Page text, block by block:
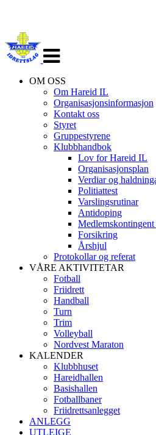
navigasjon
OM OSS
Om Hareid IL
Organisasjonsinformasjon
Kontakt oss
Styret
Gruppestyrene
Klubbhandbok
Lov for Hareid IL
Organisasjonsplan
Verdiar og
Politiattest
Varslingsrutinar
Antidoping
Forsikring
Årshjul
Protokollar og referat
VÅRE AKTIVITETAR
Fotball
Friidrett
Handball
Turn
Trim
Volleyball
Nordvest Maraton
KALENDER
Klubbhuset
Hareidhallen
Basishallen
Fotballbaner
Friidrettsanlegget
ANLEGG
UTLEIGE